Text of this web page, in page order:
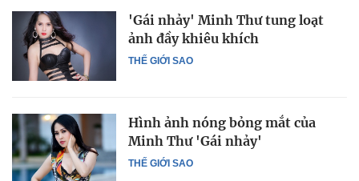
THẾ GIỚI SAO
'Gái nhảy' Minh Thư tung loạt
ảnh đầy khiêu khích
THẾ GIỚI SAO
Hình ảnh nóng bỏng mắt của
Minh Thư 'Gái nhảy'